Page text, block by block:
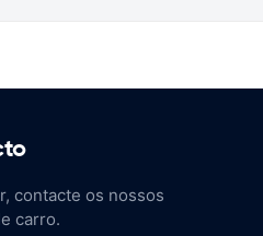
contacte os nossos
carro.